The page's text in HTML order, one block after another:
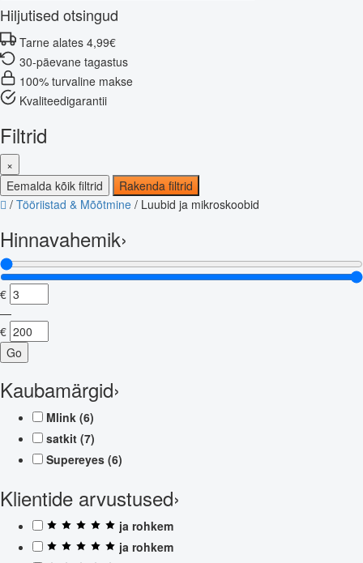
Hiljutised otsingud
Tarne alates 4,99€
30-päevane tagastus
100% turvaline makse
Kvaliteedigarantii
Filtrid
×
Eemalda kõik filtrid
Rakenda filtrid
/ Tööriistad & Mõõtmine / Luubid ja mikroskoobid
Hinnavahemik›
€
—
€
Go
Kaubamärgid›
Mlink (6)
satkit (7)
Supereyes (6)
Klientide arvustused›
ja rohkem
ja rohkem